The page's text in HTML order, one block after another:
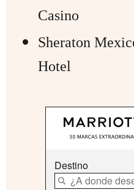
Casino
Sheraton
Hotel
Destino